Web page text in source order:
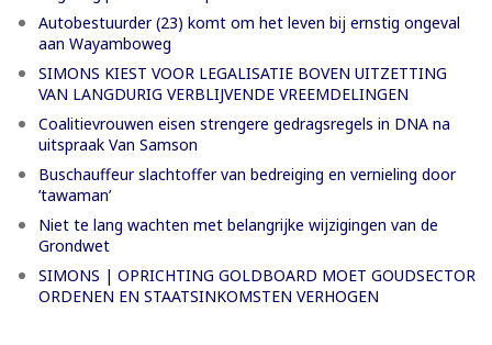
Autobestuurder (23) komt om het leven bij ernstig ongeval
aan Wayamboweg
SIMONS KIEST VOOR LEGALISATIE BOVEN UITZETTING
VAN LANGDURIG VERBLIJVENDE VREEMDELINGEN
Coalitievrouwen eisen strengere gedragsregels in DNA na
uitspraak Van Samson
Buschauffeur slachtoffer van bedreiging en vernieling door
’tawaman’
Niet te lang wachten met belangrijke wijzigingen van de
Grondwet
SIMONS | OPRICHTING GOLDBOARD MOET GOUDSECTOR
ORDENEN EN STAATSINKOMSTEN VERHOGEN